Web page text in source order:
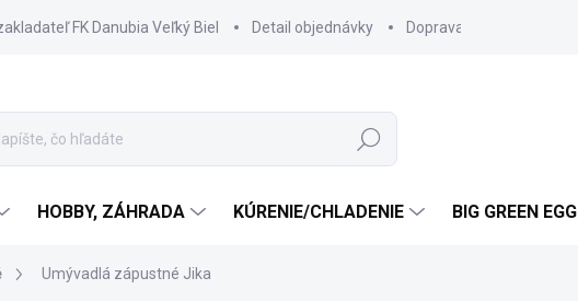
FK Danubia Veľký Biel Detail objednávky Doprava a platby
Hľadať
HOBBY, ZÁHRADA KÚRENIE/CHLADENIE BIG GREEN EGG
Umývadlá zápustné Jika